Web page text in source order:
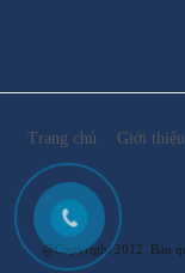
Trang chủ Giới thiệu
@Copyright 2012. Bản